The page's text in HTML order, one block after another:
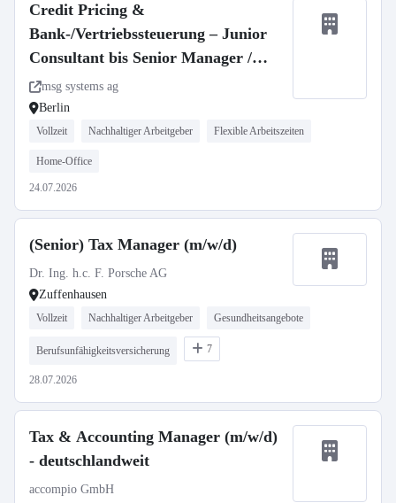
Credit Pricing &
Bank-/Vertriebssteuerung – Junior
Consultant bis Senior Manager /
Banking (all genders)
msg systems ag
Berlin
Vollzeit Nachhaltiger Arbeitgeber Flexible Arbeitszeiten
Home-Office
24.07.2026
(Senior) Tax Manager (m/w/d)
Dr. Ing. h.c. F. Porsche AG
Zuffenhausen
Vollzeit Nachhaltiger Arbeitgeber Gesundheitsangebote
Berufsunfähigkeitsversicherung 7
28.07.2026
Tax & Accounting Manager (m/w/d)
- deutschlandweit
accompio GmbH